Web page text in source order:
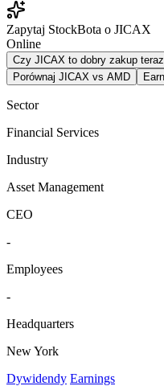
Zapytaj StockBota o JICAX
Online
Czy JICAX to dobry zakup
Porównaj JICAX vs AMD
Sector
Financial Services
Industry
Asset Management
CEO
-
Employees
-
Headquarters
New York
Dywidendy Earnings